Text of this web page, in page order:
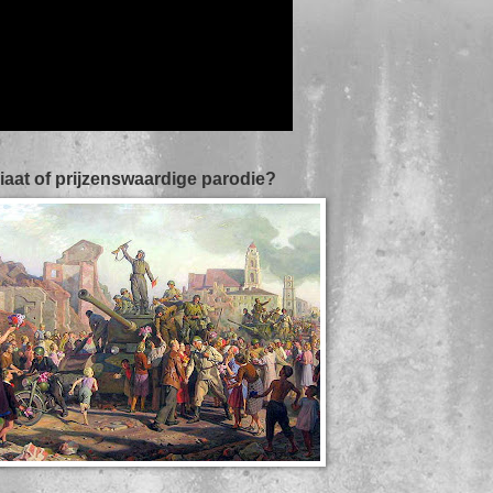
of prijzenswaardige parodie?